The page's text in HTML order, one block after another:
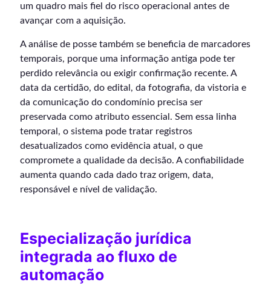
um quadro mais fiel do risco operacional antes de
avançar com a aquisição.
A análise de posse também se beneficia de marcadores
temporais, porque uma informação antiga pode ter
perdido relevância ou exigir confirmação recente. A
data da certidão, do edital, da fotografia, da vistoria e
da comunicação do condomínio precisa ser
preservada como atributo essencial. Sem essa linha
temporal, o sistema pode tratar registros
desatualizados como evidência atual, o que
compromete a qualidade da decisão. A confiabilidade
aumenta quando cada dado traz origem, data,
responsável e nível de validação.
Especialização jurídica
integrada ao fluxo de
automação